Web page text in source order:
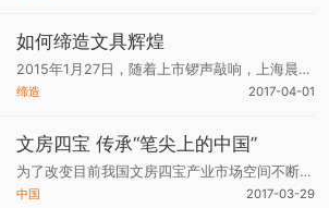
如何缔造文具辉煌
2015年1月27日，随着上市锣声敲响，上海晨光文具股份有限公司在上海证券交易所正式 挂牌。由于事前晨光估值被严重低估，发行市盈率不到行业市盈率的1/3，所以当天顶格开 盘后，全线持续涨停，陈湖雄一跃成为身家50亿的“笔王”。
缔造 2017-04-01
文房四宝 传承“笔尖上的中国”
为了改变目前我国文房四宝产业市场空间不断萎缩、传统工艺濒临失传、专业人才青黄不接、行业发展陷入困境的现状，工信部近日发布《关于促进文房四宝产业发展的指导意见》（以下简称《指导意见》），提出加强对文房四宝产业的统筹和规划，促进文房四宝产业传承
中国 2017-03-29